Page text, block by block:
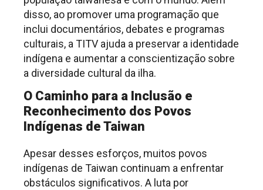
disso, ao promover uma programação que
inclui documentários, debates e programas
culturais, a TITV ajuda a preservar a identidade
indígena e aumentar a conscientização sobre
a diversidade cultural da ilha.
O Caminho para a Inclusão e
Reconhecimento dos Povos
Indígenas de Taiwan
Apesar desses esforços, muitos povos
indígenas de Taiwan continuam a enfrentar
obstáculos significativos. A luta por